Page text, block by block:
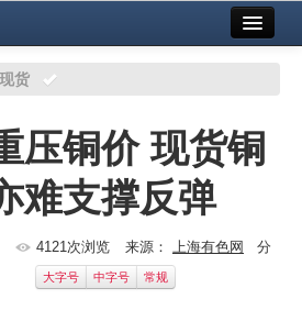
服务
现货
压铜价 现货铜
难支撑反弹
4121次浏览 来源： 上海有色网
分
大字号 中字号 常规